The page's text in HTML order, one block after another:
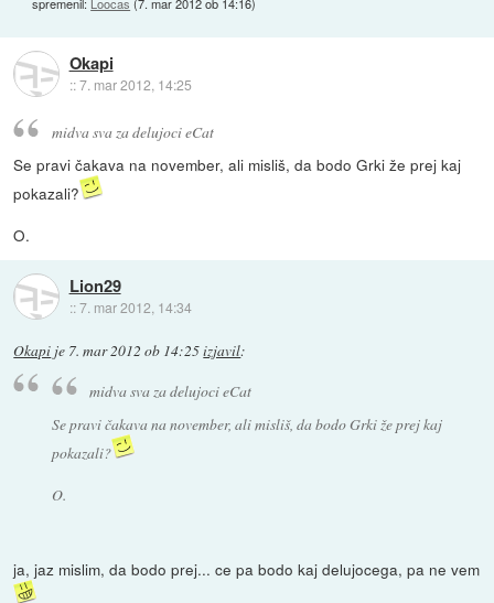
Okapi
::7. mar 2012, 14:25
midva sva za delujoci eCat
Se pravi čakava na november, ali misliš, da bodo Grki že prej kaj
pokazali?
O.
Lion29
::7. mar 2012, 14:34
Okapi je 7. mar 2012 ob 14:25izjavil:
midva sva za delujoci eCat
Se pravi čakava na november, ali misliš, da bodo Grki že prej kaj
pokazali?
O.
ja, jaz mislim, da bodo prej... ce pa bodo kaj delujocega, pa ne vem